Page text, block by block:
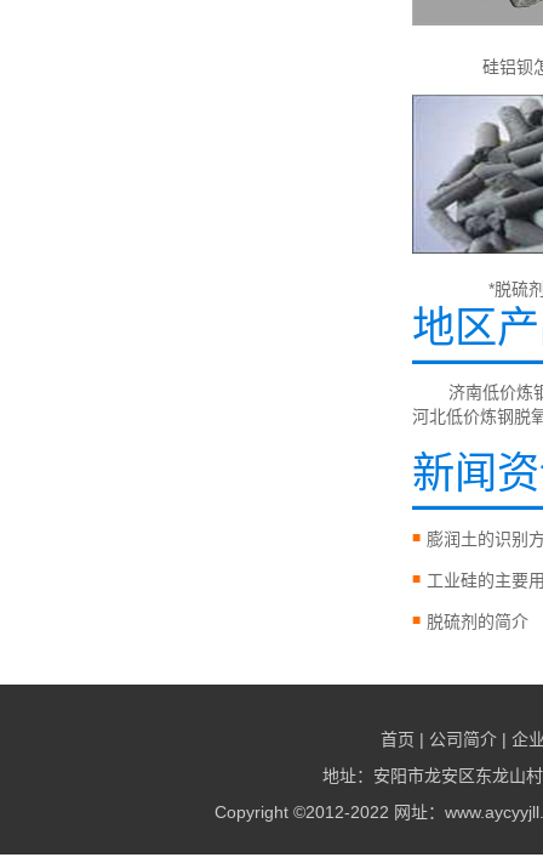
硅铝钡
*脱硫
地区
济南低价炼
河北低价炼钢脱
新闻
膨润土的识别
工业硅的主要
脱硫剂的简介
首页 | 公司简介 | 企
地址：安阳市龙安区东龙山
Copyright ©2012-2022 网址：